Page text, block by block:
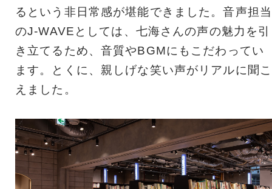
るという非日常感が堪能できました。音声担当
のJ-WAVEとしては、七海さんの声の魅力を引
き立てるため、音質やBGMにもこだわってい
ます。とくに、親しげな笑い声がリアルに聞こ
えました。